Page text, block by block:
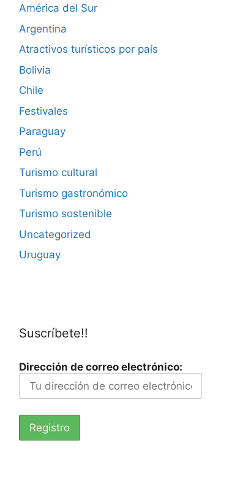
América del Sur
Argentina
Atractivos turísticos por país
Bolivia
Chile
Festivales
Paraguay
Perú
Turismo cultural
Turismo gastronómico
Turismo sostenible
Uncategorized
Uruguay
Suscríbete!!
Dirección de correo electrónico: